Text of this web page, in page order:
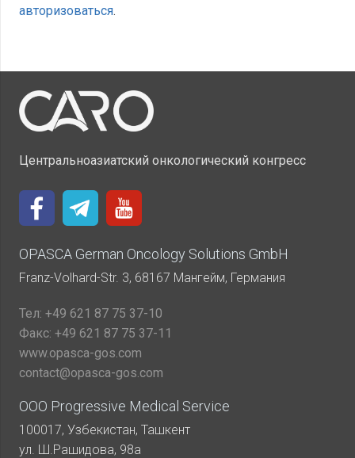
авторизоваться.
Центральноазиатский онкологический конгресс
OPASCA German Oncology Solutions GmbH
Franz-Volhard-Str. 3, 68167 Мангейм, Германия
Тел: +49 621 87 75 37-10
Факс: +49 621 87 75 37-11
www.opasca-gos.com
contact@opasca-gos.com
ООО Progressive Medical Service
100017, Узбекистан, Ташкент
ул. Ш.Рашидова, 98а